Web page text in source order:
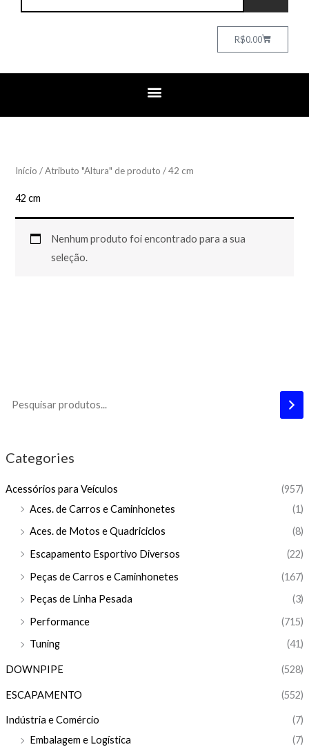
R$0.00Cart
Categories
Acessórios para Veículos
(957)
Aces. de Carros e Caminhonetes
(1)
Aces. de Motos e Quadriciclos
(8)
Escapamento Esportivo Diversos
(22)
Peças de Carros e Caminhonetes
(167)
Peças de Linha Pesada
(3)
Performance
(715)
Tuning
(41)
DOWNPIPE (528)
ESCAPAMENTO (552)
Indústria e Comércio
(7)
Embalagem e Logística
(7)
Início / Atributo "Altura" de produto / 42 cm
42 cm
Nenhum produto foi encontrado para a sua
seleção.